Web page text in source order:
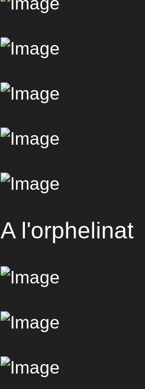
A l'orphelinat